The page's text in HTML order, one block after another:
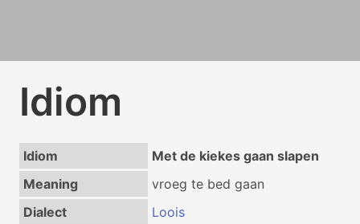
Idiom
Idiom
Met de kiekes gaan slapen
Meaning
vroeg te bed gaan
Dialect
Loois